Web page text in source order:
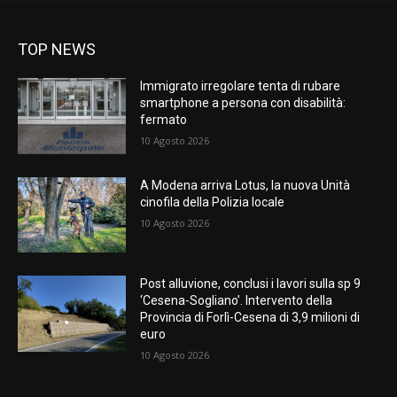
TOP NEWS
Immigrato irregolare tenta di rubare
smartphone a persona con disabilità:
fermato
10 Agosto 2026
A Modena arriva Lotus, la nuova Unità
cinofila della Polizia locale
10 Agosto 2026
Post alluvione, conclusi i lavori sulla sp 9
‘Cesena-Sogliano’. Intervento della
Provincia di Forlì-Cesena di 3,9 milioni di
euro
10 Agosto 2026